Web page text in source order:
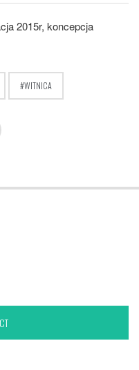
2015r, koncepcja
WITNICA